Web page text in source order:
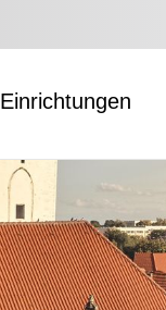
Einrichtungen